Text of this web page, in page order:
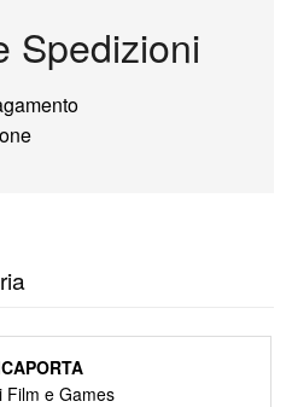
Spedizioni
Film e Games